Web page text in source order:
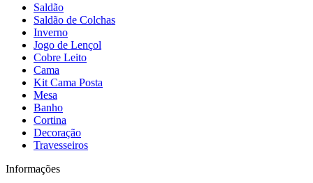
Saldão
Saldão de Colchas
Inverno
Jogo de Lençol
Cobre Leito
Cama
Kit Cama Posta
Mesa
Banho
Cortina
Decoração
Travesseiros
Informações